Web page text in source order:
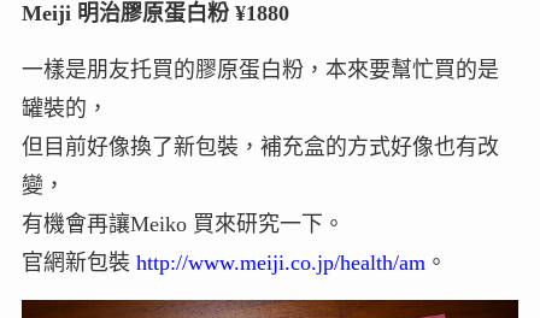
Meiji 明治膠原蛋白粉 ¥1880
一樣是朋友托買的膠原蛋白粉，本來要幫忙買的是
罐裝的，
但目前好像換了新包裝，補充盒的方式好像也有改
變，
有機會再讓Meiko 買來研究一下。
官網新包裝 http://www.meiji.co.jp/health/am 。